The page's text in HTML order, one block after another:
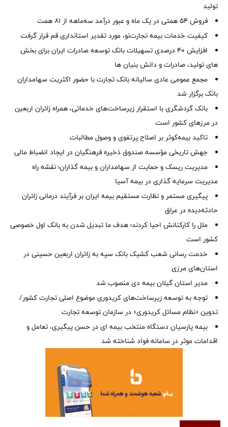
تولید
فروش 54 همتی در یک ماه و عبور درآمد سه‌ماهه از 81 همت
کیفیت خدمات بیمه تجارت‌نو، مورد تقدیر استانداری قم قرار گرفت
افزایش 40 درصدی تسهیلات بانک توسعه صادرات ایران برای بخش
های تولید، صادرات و دانش بنیان ها
مجمع عمومی عادی سالیانه بانک تجارت با حضور اکثریت سهامداران
بانک برگزار شد
بانک گردشگری با استقرار زیرساخت‌های خدماتی، همراه زائران اربعین
در مرزهای کشور است
تاکید بیمه‌کوثر بر اصلاح پرتفوی و وصول مطالبات ‌
جهش تاریخی مؤسسه صندوق ذخیره فرهنگیان در ایجاد انضباط مالی
مدیریت ریسک و حمایت از سهامداران و بیمه گذاران؛ نقشه راه
مدیریت سرمایه گذاری در بیمه آسیا
پیگیری مستمر و نظارت مستقیم بیمه ایران بر فرآیند درمانی زائران
حادثه‌دیده در عراق
ملل را کارکنانش احیا کردند؛ هدف ما تبدیل شدن به بانک اول خصوصی
کشور است
خدمت رسانی شعب کشیک بانک سپه به زائران اربعین حسینی در
استان‌‌های مرزی
‌مدیر استان گیلان بیمه دی منصوب شد
توجه به توسعه زیرساخت‌های کریدوری موضوع اصلی تجارت کشور/
تدوین «نظام مسائل کریدوری» در سازمان توسعه تجارت
بیمه پارسیان دستگاه منتخب بیمه ای در حسن پیگیری، تعامل و
اقدامات موثر در سامانه فواد شناخته شد